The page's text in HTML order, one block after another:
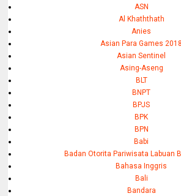
ASN
Al Khaththath
Anies
Asian Para Games 2018
Asian Sentinel
Asing-Aseng
BLT
BNPT
BPJS
BPK
BPN
Babi
Badan Otorita Pariwisata Labuan
Bahasa Inggris
Bali
Bandara